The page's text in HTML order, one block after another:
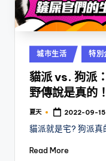
Posted
in
城市生活 特別
貓派 vs. 狗派
野傳說是真的！
Posted
夏天 2022-09-15
貓派就是宅? 狗派
Read More